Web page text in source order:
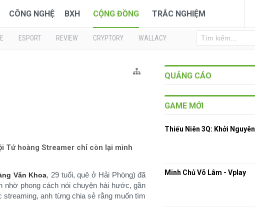
CÔNG NGHỆ BXH CỘNG ĐỒNG TRẮC NGHIỆM
ESPORT REVIEW CRYPTORY WALLACY
Tứ hoàng Streamer chỉ còn lại mình
Văn Khoa, 29 tuổi, quê ở Hải Phòng) đã
phong cách nói chuyện hài hước, gần
anh từng chia sẻ rằng muốn tìm
QUẢNG CÁO
GAME MỚI
Thiếu Niên 3Q: Khởi Nguyên
Minh Chủ Võ Lâm - Vplay